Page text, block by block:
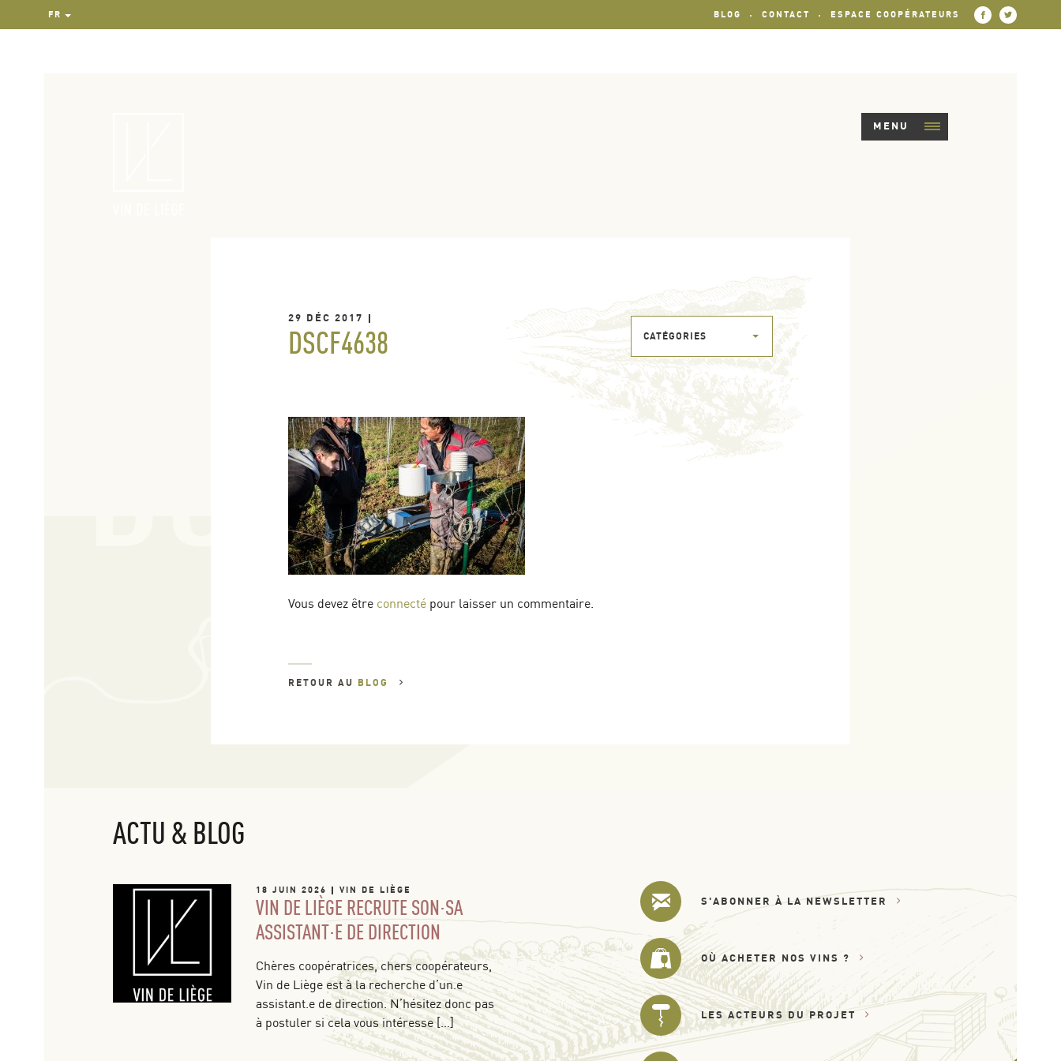
FR BLOG CONTACT ESPACE COOPÉRATEURS
MENU
29 DÉC 2017
DSCF4638 CATÉGORIES
Vous devez être connecté pour laisser un commentaire.
RETOUR AU BLOG
ACTU & BLOG
18 JUIN 2026 VIN DE LIÈGE
VIN DE LIÈGE RECRUTE SON·SA
ASSISTANT·E DE DIRECTION
Chères coopératrices, chers coopérateurs,
Vin de Liège est à la recherche d’un.e
assistant.e de direction. N’hésitez donc pas
à postuler si cela vous intéresse […]
S'ABONNER À LA NEWSLETTER
OÙ ACHETER NOS VINS ?
LES ACTEURS DU PROJET